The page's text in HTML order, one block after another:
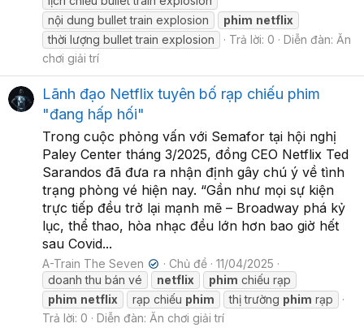
nội dung bullet train explosion
phim netflix
thời lượng bullet train explosion
Trả lời: 0 Diễn đàn: Ăn
chơi giải trí
Lãnh đạo Netflix tuyên bố rạp chiếu phim
"đang hấp hối"
Trong cuộc phỏng vấn với Semafor tại hội nghị
Paley Center tháng 3/2025, đồng CEO Netflix Ted
Sarandos đã đưa ra nhận định gây chú ý về tình
trạng phòng vé hiện nay. “Gần như mọi sự kiện
trực tiếp đều trở lại mạnh mẽ – Broadway phá kỷ
lục, thể thao, hòa nhạc đều lớn hơn bao giờ hết
sau Covid...
A-Train The Seven ✔ Chủ đề
11/04/2025
doanh thu bán vé
netflix phim chiếu rạp
phim netflix rạp chiếu phim thị trường phim rạp
Trả lời: 0
Diễn đàn: Ăn chơi giải trí